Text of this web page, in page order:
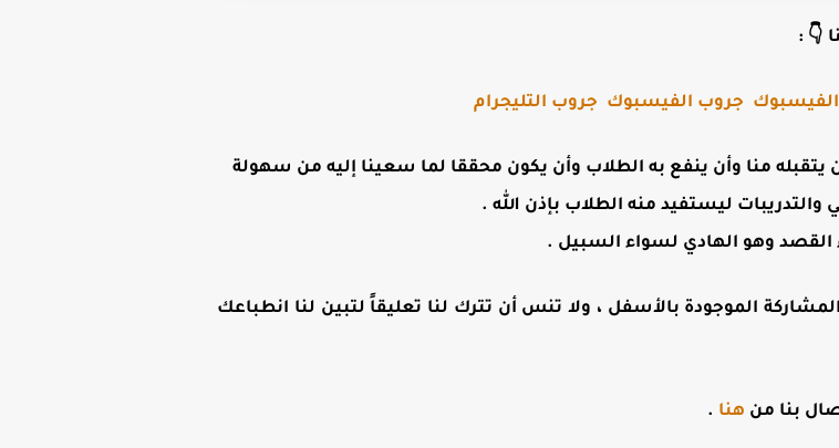
👇 :
جروب الفيسبوك جروب التليجرام
يتقبله منا وأن ينفع به الطلاب وأن يكون محققا لما سعينا إليه من سهولة
والتدريبات ليستفيد منه الطلاب بإذن الله .
القصد وهو الهادي لسواء السبيل .
الموجودة بالأسفل ، ولا تنس أن تترك لنا تعليقاً لتبين لنا انطباعك
بنا من هنا .